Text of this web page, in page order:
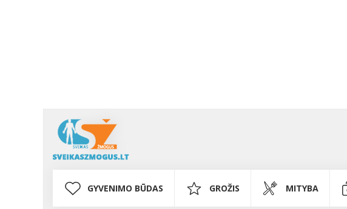
GYVENIMO BŪDAS GROŽIS MITYBA